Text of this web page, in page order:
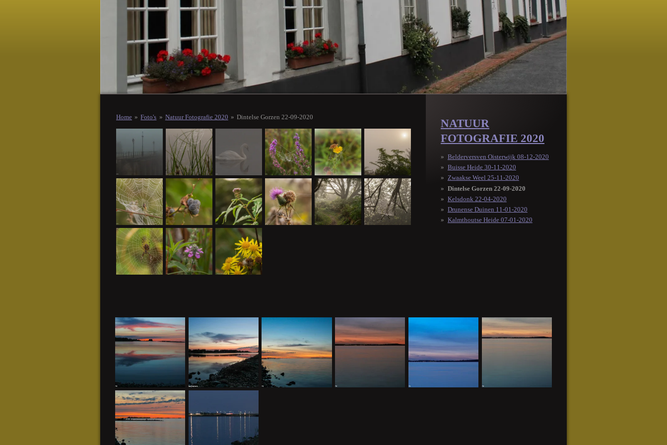
Home » Foto's » Natuur Fotografie 2020 » Dintelse Gorzen 22-09-2020
NATUUR
FOTOGRAFIE 2020
Belderversven Oisterwijk 08-12-2020
Buisse Heide 30-11-2020
Zwaakse Weel 25-11-2020
Dintelse Gorzen 22-09-2020
Kelsdonk 22-04-2020
Drunense Duinen 11-01-2020
Kalmthoutse Heide 07-01-2020